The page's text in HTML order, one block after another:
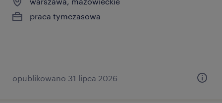
praca tymczasowa
opublikowano 31 lipca 2026